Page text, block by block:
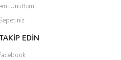
Unuttum
EDİN